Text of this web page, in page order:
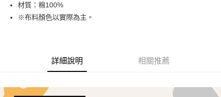
Google Pay
AFTEE先享後付
１．簡單：不需註冊會員、不需綁卡、不需儲值。
３．安心：先確認商品／服務後，再付款。
全家取貨付款
材質：棉100%
※布料顏色以實際為主。
詳細說明 相關推薦